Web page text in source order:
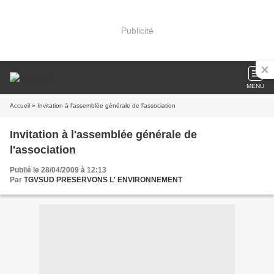
Publicité
MENU
Accueil » Invitation à l'assemblée générale de l'association
Invitation à l'assemblée générale de
l'association
Publié le 28/04/2009 à 12:13
Par TGVSUD PRESERVONS L' ENVIRONNEMENT